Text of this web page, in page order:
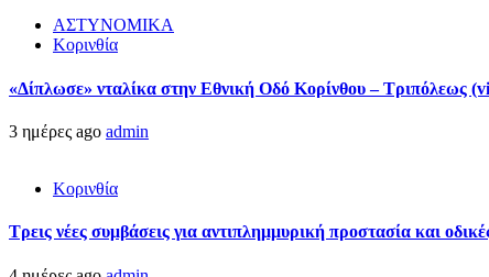
ΑΣΤΥΝΟΜΙΚΑ
Κορινθία
«Δίπλωσε» νταλίκα στην Εθνική Oδό Κορίνθου – Τριπόλεως
3 ημέρες ago admin
Κορινθία
Τρεις νέες συμβάσεις για αντιπλημμυρική προστασία και